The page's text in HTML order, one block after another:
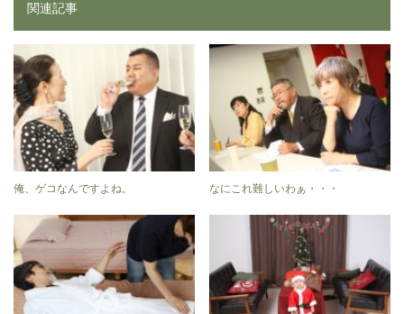
関連記事
俺、ゲコなんですよね。 なにこれ難しいわぁ・・・